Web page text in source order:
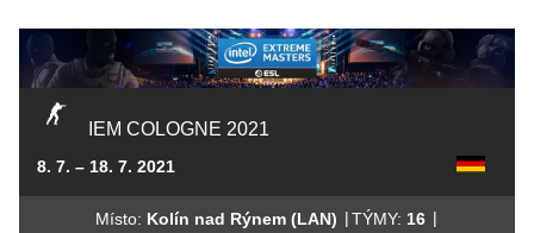
IEM COLOGNE 2021
8. 7. – 18. 7. 2021
Místo: Kolín nad Rýnem (LAN) |TÝMY: 16 |